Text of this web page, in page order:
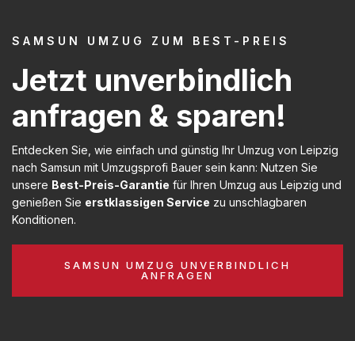
SAMSUN UMZUG ZUM BEST-PREIS
Jetzt unverbindlich
anfragen & sparen!
Entdecken Sie, wie einfach und günstig Ihr Umzug von Leipzig
nach Samsun mit Umzugsprofi Bauer sein kann: Nutzen Sie
unsere Best-Preis-Garantie für Ihren Umzug aus Leipzig und
genießen Sie erstklassigen Service zu unschlagbaren
Konditionen.
SAMSUN UMZUG UNVERBINDLICH
ANFRAGEN